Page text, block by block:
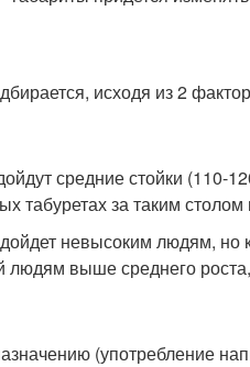
исходя из 2
средние стойки
табуретах за таким
невысоким людям, но
выше среднего
(употребление